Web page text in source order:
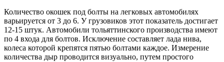
Количество окошек под болты на легковых автомобилях
варьируется от 3 до 6. У грузовиков этот показатель достигает
12-15 штук. Автомобили тольяттинского производства имеют
по 4 входа для болтов. Исключение составляет лада нива,
колеса которой крепятся пятью болтами каждое. Измерение
количества дыр проводится визуально, путем простого